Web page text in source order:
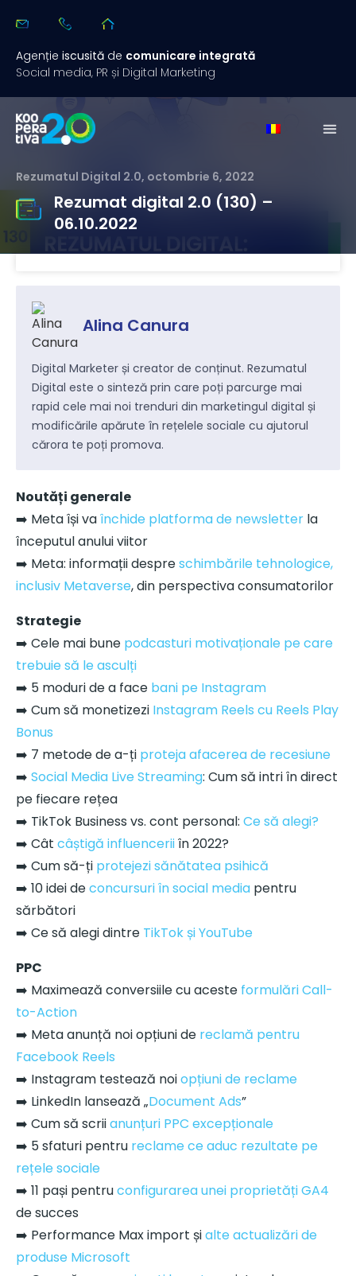
Agenție iscusită de comunicare integrată
Social media, PR și Digital Marketing
Rezumatul Digital 2.0, octombrie 6, 2022
Rezumat digital 2.0 (130) –
06.10.2022
Alina Canura
Digital Marketer și creator de conținut. Rezumatul
Digital este o sinteză prin care poți parcurge mai
rapid cele mai noi trenduri din marketingul digital și
modificările apărute în rețelele sociale cu ajutorul
cărora te poți promova.
Noutăți generale
➡️ Meta își vaînchide platforma de newsletter la
începutul anului viitor
➡️ Meta: informații despreschimbările tehnologice,
inclusiv Metaverse, din perspectiva consumatorilor
Strategie
➡️ Cele mai bune podcasturi motivaționale pe care
trebuie să le asculți
➡️ 5 moduri de a face bani pe Instagram
➡️ Cum să monetizezi Instagram Reels cu Reels Play
Bonus
➡️ 7 metode de a-ți proteja afacerea de recesiune
➡️ Social Media Live Streaming: Cum să intri în direct
pe fiecare rețea
➡️ TikTok Business vs. cont personal: Ce să alegi?
➡️ Cât câștigă influenceriiîn 2022?
➡️ Cum să-ți protejezi sănătatea psihică
➡️ 10 idei deconcursuri în social media pentru
sărbători
➡️ Ce să alegi dintre TikTok și YouTube
PPC
➡️ Maximează conversiile cu aceste formulări Call-
to-Action
➡️ Meta anunță noi opțiuni de reclamă pentru
Facebook Reels
➡️ Instagram testează noiopțiuni de reclame
➡️ LinkedIn lansează „Document Ads”
➡️ Cum să scriianunțuri PPC excepționale
➡️ 5 sfaturi pentru reclame ce aduc rezultate pe
rețele sociale
➡️ 11 pași pentruconfigurarea unei proprietăți GA4
de succes
➡️ Performance Max import șialte actualizări de
produse Microsoft